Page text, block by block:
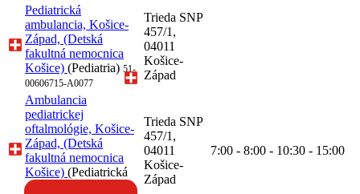
Pediatrická
ambulancia, Košice-
Západ, (Detská
fakultná nemocnica
Košice) (Pediatria) 51-
00606715-A0077
Trieda SNP
457/1,
04011
Košice-
Západ
Ambulancia
pediatrickej
oftalmológie, Košice-
Západ, (Detská
fakultná nemocnica
Košice) (Pediatrická
oftalmológia)
Trieda SNP
457/1,
04011
Košice-
Západ
7:00 - 8:00 - 10:30 - 15:00